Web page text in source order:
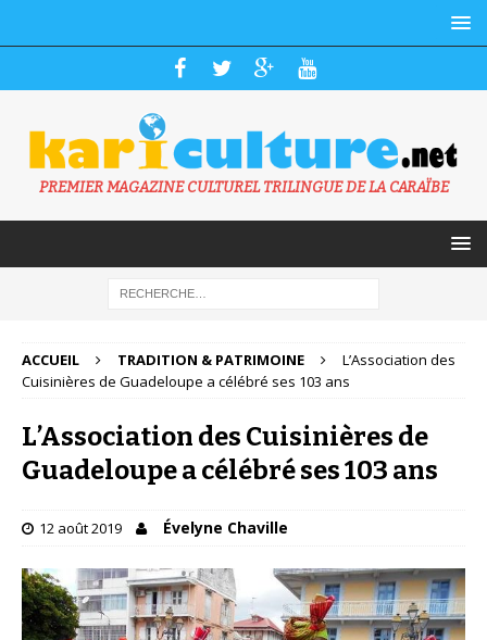
PREMIER MAGAZINE CULTUREL TRILINGUE DE LA CARAÏBE
ACCUEIL TRADITION & PATRIMOINE
L’Association des
Cuisinières de Guadeloupe a célébré ses 103 ans
L’Association des Cuisinières de
Guadeloupe a célébré ses 103 ans
12 août 2019 Évelyne Chaville